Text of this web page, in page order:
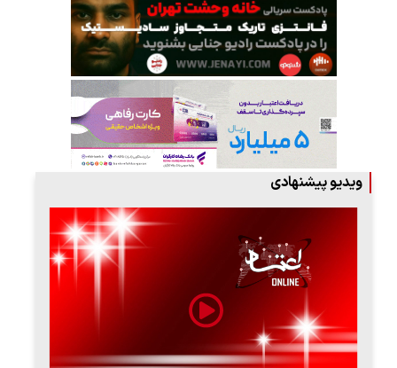
ویدیو پیشنهادی